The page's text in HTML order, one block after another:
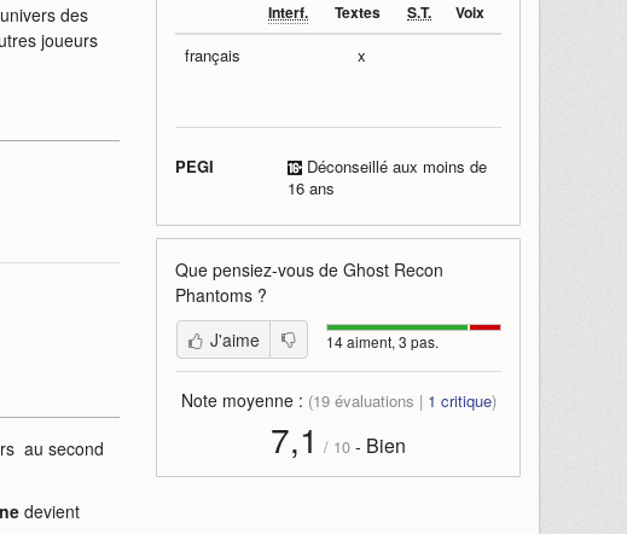
Interf. Textes S.T. Voix
français x
PEGI
Déconseillé aux moins de
16 ans
Que pensiez-vous de Ghost Recon
Phantoms ?
14 aiment, 3 pas.
J'aime
Note moyenne : (19évaluations | 1 critique)
7,1 / 10 - Bien
des
joueurs
au second
devient